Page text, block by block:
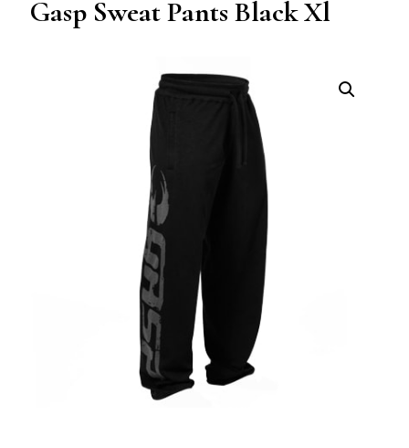
Gasp Sweat Pants Black Xl